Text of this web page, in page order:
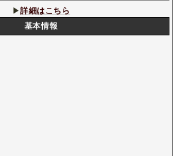
▶詳細はこちら
基本情報